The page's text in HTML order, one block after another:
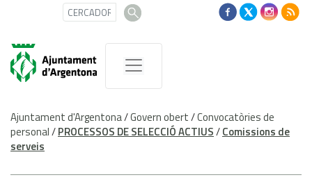
Ajuntament d'Argentona/Govern obert/Convocatòries de
personal/PROCESSOS DE SELECCIÓ ACTIUS/Comissions de
serveis